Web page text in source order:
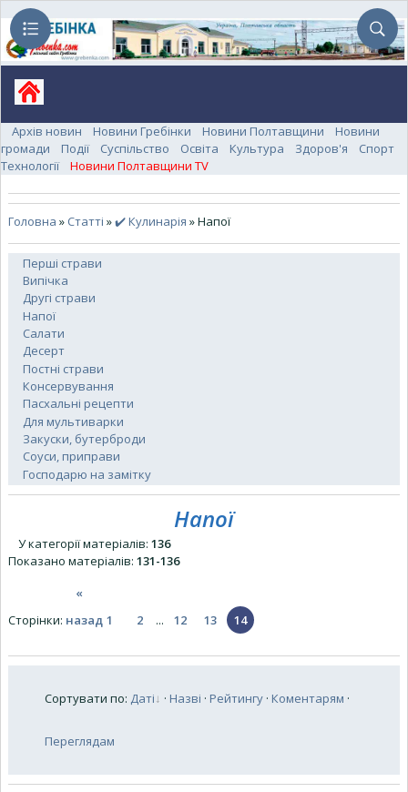
Архів новин Новини Гребінки Новини Полтавщини
Новини
громади
Події Суспільство Освіта Культура Здоров'я
Спорт
Технології
Новини Полтавщини TV
Головна » Статті »✔️ Кулинарія » Напої
Перші страви
Випічка
Другі страви
Напої
Салати
Десерт
Постні страви
Консервування
Пасхальні рецепти
Для мультиварки
Закуски, бутерброди
Соуси, приправи
Господарю на замітку
Напої
У категорії матеріалів: 136
Показано матеріалів: 131-136
Сторінки:
«
назад 1 2 ... 12 13 14
Сортувати по: Даті · Назві · Рейтингу · Коментарям ·
Переглядам